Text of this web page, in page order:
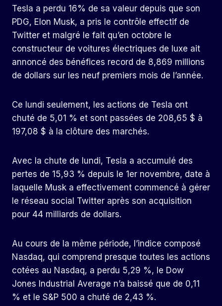
Tesla a perdu 16% de sa valeur depuis que son
PDG, Elon Musk, a pris le contrôle effectif de
Twitter et malgré le fait qu’en octobre le
constructeur de voitures électriques de luxe ait
annoncé des bénéfices record de 8,869 millions
de dollars sur les neuf premiers mois de l’année.
Ce lundi seulement, les actions de Tesla ont
chuté de 5,01 % et sont passées de 208,65 $ à
197,08 $ à la clôture des marchés.
Avec la chute de lundi, Tesla a accumulé des
pertes de 15,93 % depuis le 1er novembre, date à
laquelle Musk a effectivement commencé à gérer
le réseau social Twitter après son acquisition
pour 44 milliards de dollars.
Au cours de la même période, l’indice composé
Nasdaq, qui comprend presque toutes les actions
cotées au Nasdaq, a perdu 5,29 %, le Dow
Jones Industrial Average n’a baissé que de 0,11
% et le S&P 500 a chuté de 2,43 %.